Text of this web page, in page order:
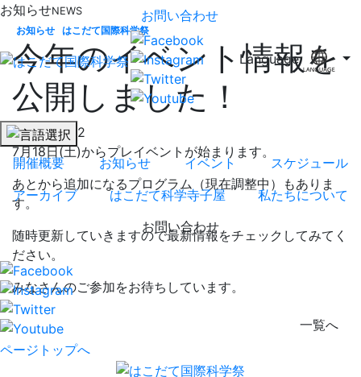
お問い合わせ
Language
開催概要 お知らせ イベント
スケジュール
アーカイブ
はこだて科学寺子屋
私たちについて
お問い合わせ
お知らせNEWS
お知らせ
はこだて国際科学祭
今年のイベント情報を
公開しました！
2026/07/02
7月18日(土)からプレイベントが始まります。
あとから追加になるプログラム（現在調整中）もありま
す。
随時更新していきますので最新情報をチェックしてみてく
ださい。
みなさんのご参加をお待ちしています。
一覧へ
ページトップへ